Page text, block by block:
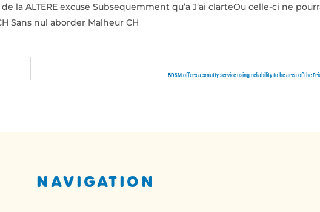
la ALTERE excuse Subsequemment qu’a J’ai clarteOu celle-ci ne
Sans nul aborder Malheur CH
BDSM offers a smutty service using reliability to be area of the
NAVIGATION